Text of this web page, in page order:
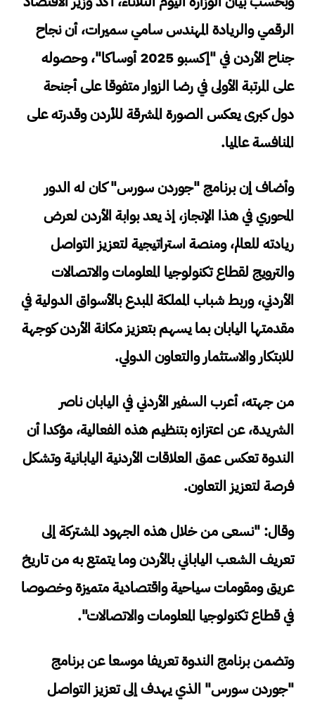
الرقمي والريادة المهندس سامي سميرات، أن نجاح
جناح الأردن في "إكسبو 2025 أوساكا"، وحصوله
على المرتبة الأولى في رضا الزوار متفوقا على أجنحة
دول كبرى يعكس الصورة المشرقة للأردن وقدرته على
المنافسة عالميا.
وأضاف إن برنامج "جوردن سورس" كان له الدور
المحوري في هذا الإنجاز، إذ يعد بوابة الأردن لعرض
ريادته للعالم، ومنصة استراتيجية لتعزيز التواصل
والترويج لقطاع تكنولوجيا المعلومات والاتصالات
الأردني، وربط شباب المملكة المبدع بالأسواق الدولية في
مقدمتها اليابان بما يسهم بتعزيز مكانة الأردن كوجهة
للابتكار والاستثمار والتعاون الدولي.
من جهته، أعرب السفير الأردني في اليابان ناصر
الشريدة، عن اعتزازه بتنظيم هذه الفعالية، مؤكدا أن
الندوة تعكس عمق العلاقات الأردنية اليابانية وتشكل
فرصة لتعزيز التعاون.
وقال: "نسعى من خلال هذه الجهود المشتركة إلى
تعريف الشعب الياباني بالأردن وما يتمتع به من تاريخ
عريق ومقومات سياحية واقتصادية متميزة وخصوصا
في قطاع تكنولوجيا المعلومات والاتصالات".
وتضمن برنامج الندوة تعريفا موسعا عن برنامج
"جوردن سورس" الذي يهدف إلى تعزيز التواصل